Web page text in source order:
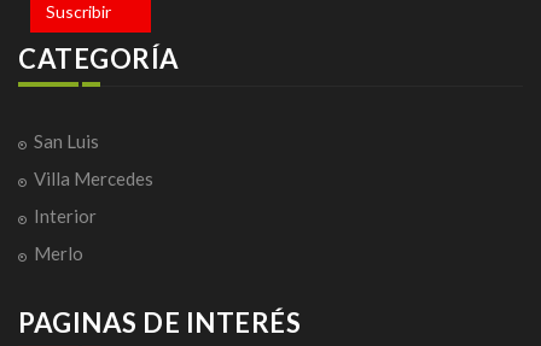
Suscribir
CATEGORÍA
San Luis
Villa Mercedes
Interior
Merlo
PAGINAS DE INTERÉS